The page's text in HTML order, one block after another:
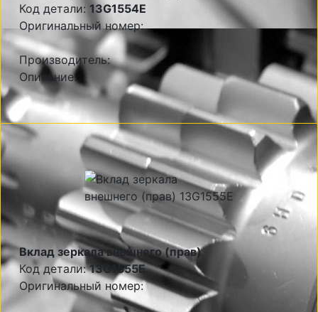
Код детали: 13G1554E
Оригинальный номер:
Производитель:
Описание:
Вклад зеркала внешнего (прав)
Код детали:13G1555E
Оригинальный номер: